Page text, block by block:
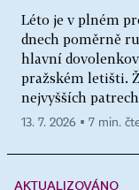
Léto je v plném
dnech poměrně
hlavní
pražském letišti.
nejvyšších
13. 7. 2026 ▪ 7 min.
AKTUALIZOVÁNO